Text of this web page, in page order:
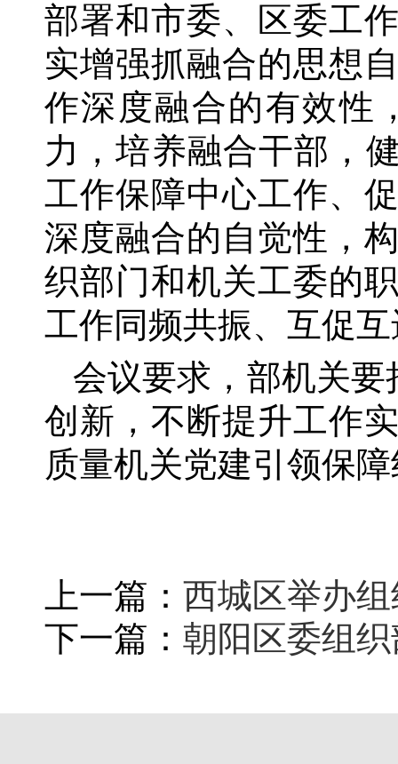
部署和市委、区委工
实增强抓融合的思想
作深度融合的有效性
力，培养融合干部，
工作保障中心工作、
深度融合的自觉性，
织部门和机关工委的
工作同频共振、互促
会议要求，部机关要
创新，不断提升工作
质量机关党建引领保
上一篇： 西城区举办
下一篇： 朝阳区委组